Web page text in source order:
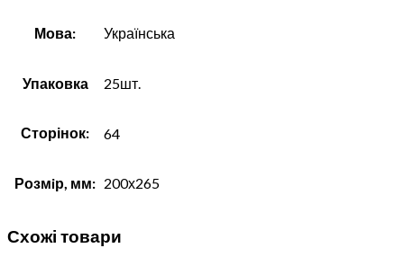
Мова: Українська
Упаковка 25шт.
Сторінок: 64
Розмiр, мм: 200х265
Схожі товари